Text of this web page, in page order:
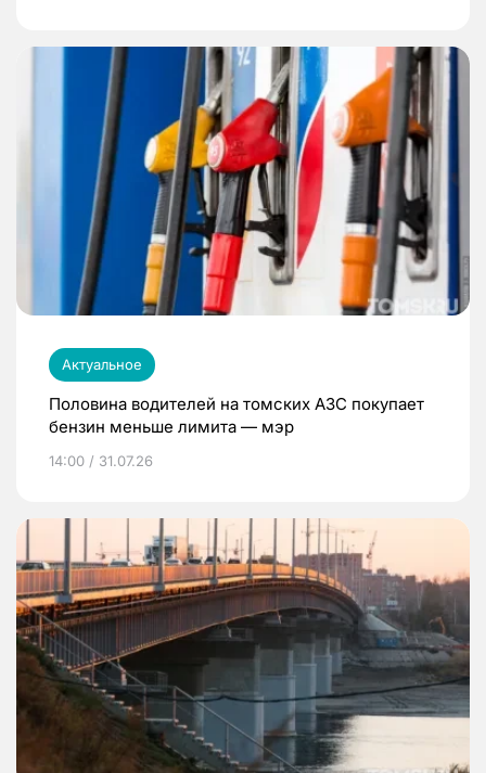
Актуальное
Половина водителей на томских АЗС покупает
бензин меньше лимита — мэр
14:00 / 31.07.26